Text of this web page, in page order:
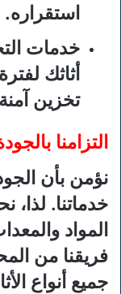
استقراره.
خدمات
أثاثك
تخزين
التزامنا
نؤمن بأن
خدماتنا.
المواد
فريقنا من
جميع أنواع